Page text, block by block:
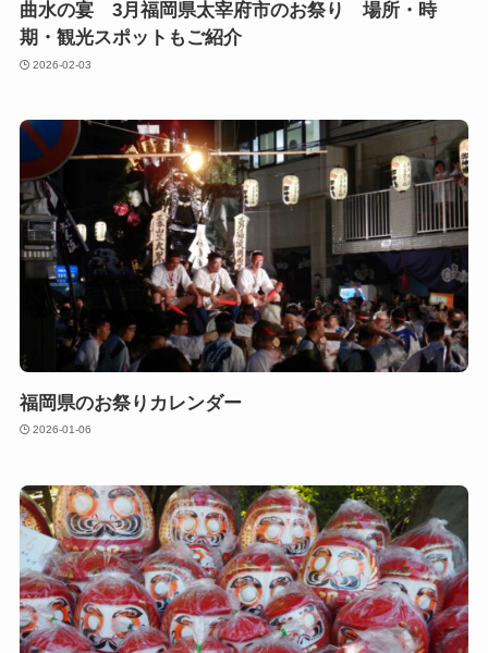
曲水の宴 3月福岡県太宰府市のお祭り 場所・時
期・観光スポットもご紹介
2026-02-03
福岡県のお祭りカレンダー
2026-01-06